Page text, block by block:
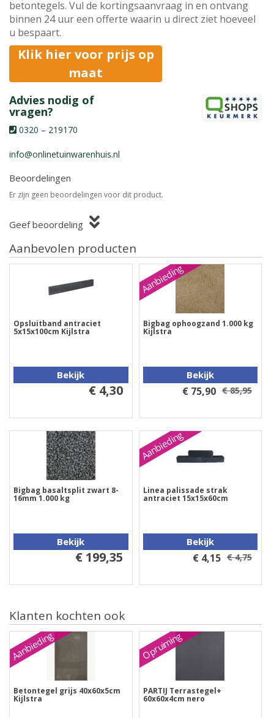
betontegels. Vul de kortingsaanvraag in en ontvang
binnen 24 uur een offerte waarin u direct ziet hoeveel
u bespaart.
Klik hier voor prijs op
maat
Advies nodig of
vragen?
0320 – 219170
info@onlinetuinwarenhuis.nl
Beoordelingen
Er zijn geen beoordelingen voor dit product.
Geef beoordeling
Aanbevolen producten
Opsluitband antraciet
5x15x100cm Kijlstra
Bekijk
€ 4,30
Aanbieding
Bigbag ophoogzand 1.000 kg
Kijlstra
Bekijk
€ 75,90 € 85,95
Bigbag basaltsplit zwart 8-
16mm 1.000 kg
Bekijk
€ 199,35
Aanbieding
Linea palissade strak
antraciet 15x15x60cm
Bekijk
€ 4,15 € 4,75
Klanten kochten ook
Aanbieding
Betontegel grijs 40x60x5cm
Kijlstra
Opruiming
PARTIJ Terrastegel+
60x60x4cm nero